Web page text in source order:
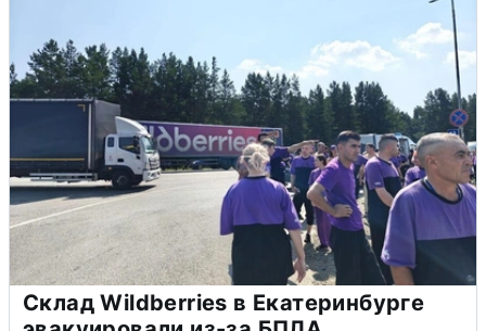
Склад Wildberries в Екатеринбурге